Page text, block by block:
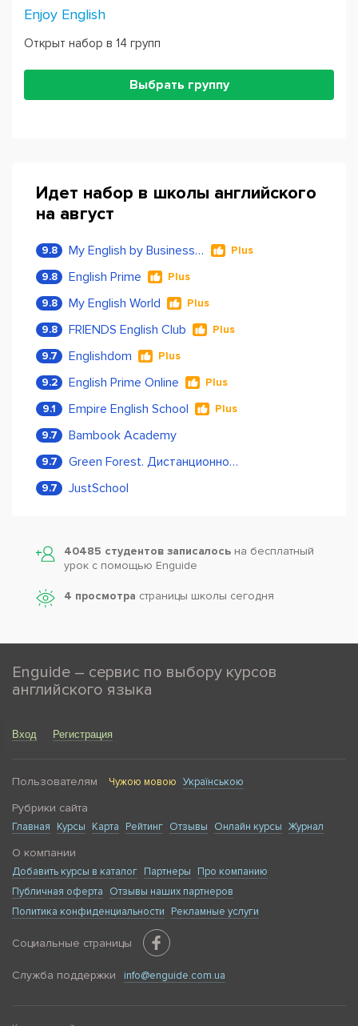
Enjoy English
Открыт набор в 14 групп
Выбрать группу
Идет набор в школы английского
на август
9.8 My English by Business Language Plus
9.8 English Prime Plus
9.8 My English World Plus
9.8 FRIENDS English Club Plus
9.7 Englishdom Plus
9.2 English Prime Online Plus
9.1 Empire English School Plus
9.7 Bambook Academy
9.7 Green Forest. Дистанционное обучение
9.7 JustSchool
40485 студентов записалось на бесплатный
урок с помощью Enguide
4 просмотра страницы школы сегодня
Enguide – сервис по выбору курсов
английского языка
Вход Регистрация
Пользователям Чужою мовою Українською
Рубрики сайта
Главная Курсы Карта Рейтинг Отзывы Онлайн курсы Журнал
О компании
Добавить курсы в каталог Партнеры
Про компанию
Публичная оферта
Отзывы наших партнеров
Политика конфиденциальности
Рекламные услуги
Социальные страницы
Служба поддержки info@enguide.com.ua